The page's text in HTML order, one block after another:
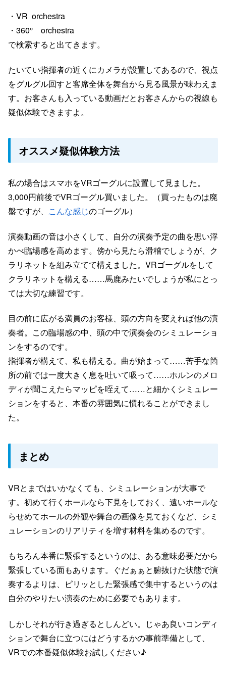
・VR orchestra
・360° orchestra
で検索すると出てきます。
たいてい指揮者の近くにカメラが設置してあるので、視点
をグルグル回すと客席全体を舞台から見る風景が味わえま
す。お客さんも入っている動画だとお客さんからの視線も
疑似体験できますよ。
オススメ疑似体験方法
私の場合はスマホをVRゴーグルに設置して見ました。
3,000円前後でVRゴーグル買いました。（買ったものは廃
盤ですが、 こんな感じのゴーグル）
演奏動画の音は小さくして、自分の演奏予定の曲を思い浮
かべ臨場感を高めます。傍から見たら滑稽でしょうが、ク
ラリネットを組み立てて構えました。VRゴーグルをして
クラリネットを構える……馬鹿みたいでしょうが私にとっ
ては大切な練習です。
目の前に広がる満員のお客様、頭の方向を変えれば他の演
奏者。この臨場感の中、頭の中で演奏会のシミュレーショ
ンをするのです。
指揮者が構えて、私も構える。曲が始まって……苦手な箇
所の前では一度大きく息を吐いて吸って……ホルンのメロ
ディが聞こえたらマッピを咥えて……と細かくシミュレー
ションをすると、本番の雰囲気に慣れることができまし
た。
まとめ
VRとまではいかなくても、シミュレーションが大事で
す。初めて行くホールなら下見をしておく、遠いホールな
らせめてホールの外観や舞台の画像を見ておくなど、シミ
ュレーションのリアリティを増す材料を集めるのです。
もちろん本番に緊張するというのは、ある意味必要だから
緊張している面もあります。ぐだぁぁと腑抜けた状態で演
奏するよりは、ピリッとした緊張感で集中するというのは
自分のやりたい演奏のために必要でもあります。
しかしそれが行き過ぎるとしんどい。じゃあ良いコンディ
ションで舞台に立つにはどうするかの事前準備として、
VRでの本番疑似体験お試しください♪